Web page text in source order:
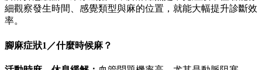
細觀察發生時間、感覺類型與麻的位置，就能大幅提升診斷效
率。
腳麻症狀1／什麼時候麻？